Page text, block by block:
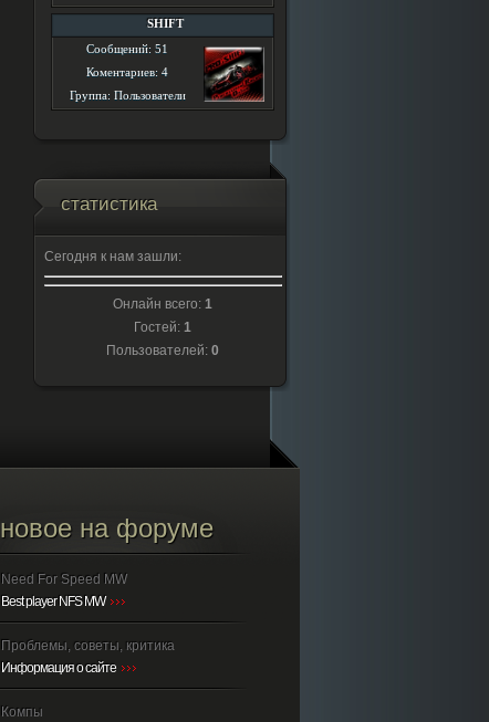
SHIFT
Сообщений: 51
Коментариев: 4
Группа: Пользователи
статистика
Сегодня к нам зашли:
Онлайн всего: 1
Гостей: 1
Пользователей: 0
новое на форуме
Need For Speed MW
Best player NFS MW
Проблемы, советы, критика
Информация о сайте
Компы